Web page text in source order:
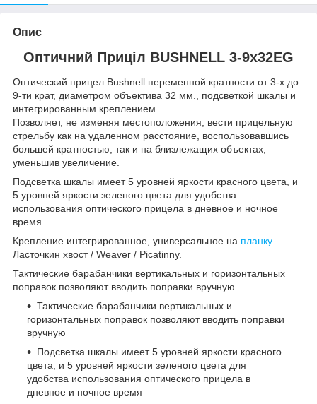
Опис
Оптичний Приціл BUSHNELL 3-9x32EG
Оптический прицел Bushnell переменной кратности от 3-х до
9-ти крат, диаметром объектива 32 мм., подсветкой шкалы и
интегрированным креплением.
Позволяет, не изменяя местоположения, вести прицельную
стрельбу как на удаленном расстояние, воспользовавшись
большей кратностью, так и на близлежащих объектах,
уменьшив увеличение.
Подсветка шкалы имеет 5 уровней яркости красного цвета, и
5 уровней яркости зеленого цвета для удобства
использования оптического прицела в дневное и ночное
время.
Крепление интегрированное, универсальное на планку
Ласточкин хвост / Weaver / Picatinny.
Тактические барабанчики вертикальных и горизонтальных
поправок позволяют вводить поправки вручную.
Тактические барабанчики вертикальных и
горизонтальных поправок позволяют вводить поправки
вручную
Подсветка шкалы имеет 5 уровней яркости красного
цвета, и 5 уровней яркости зеленого цвета для
удобства использования оптического прицела в
дневное и ночное время